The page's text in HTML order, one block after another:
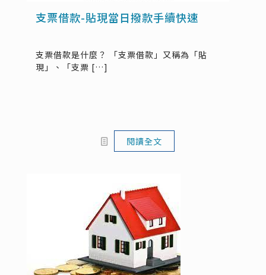
支票借款-貼現當日撥款手續快速
支票借款是什麼？ 「支票借款」又稱為「貼
現」、「支票 […]
閱讀全文